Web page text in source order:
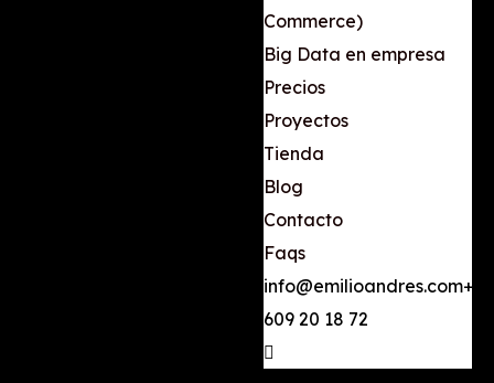
Commerce)
Big Data en empresa
Precios
Proyectos
Tienda
Blog
Contacto
Faqs
info@emilioandres.com+34
609 20 18 72